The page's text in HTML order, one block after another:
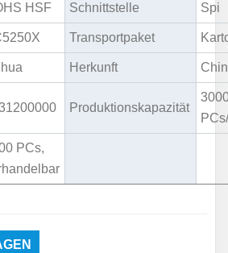
HSF Schnittstelle Spi
Transportpaket
Herkunft
Produktionskapazität
PCs,